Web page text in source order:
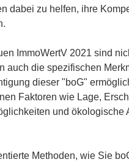
dabei zu helfen, ihre
ImmoWertV 2021 sind
auch die spezifischen
dieser "boG"
Faktoren wie Lage,
und ökologische
Methoden, wie Sie